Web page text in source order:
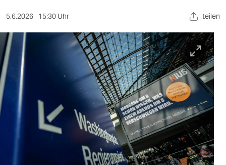
sport
berlin
nord
wahrheit
verlag
5.6.2026 15:30 Uhr teilen